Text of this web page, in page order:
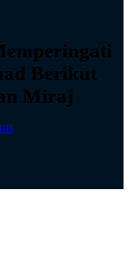
Berikut
Miraj